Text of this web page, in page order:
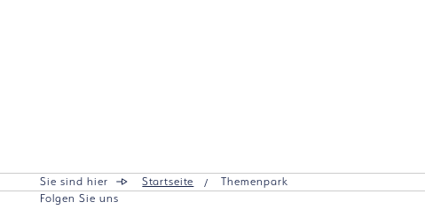
Sie sind hier Startseite Themenpark
Folgen Sie uns